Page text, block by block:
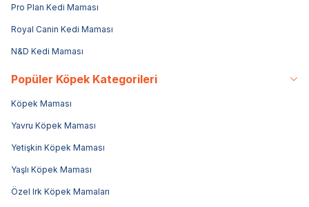
Pro Plan Kedi Maması
Royal Canin Kedi Maması
N&D Kedi Maması
Popüler Köpek Kategorileri
Köpek Maması
Yavru Köpek Maması
Yetişkin Köpek Maması
Yaşlı Köpek Maması
Özel Irk Köpek Mamaları